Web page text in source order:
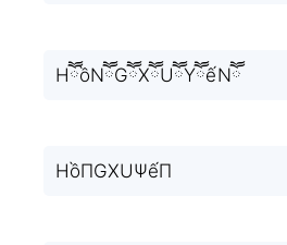
HཽồNཽGཽXཽUཽYཽếNཽ
HồΠGXUΨếΠ